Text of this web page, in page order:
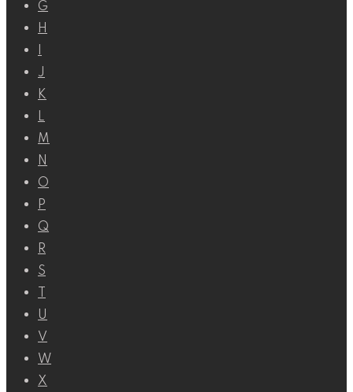
G
H
J
K
L
M
N
O
P
Q
R
S
U
V
W
X